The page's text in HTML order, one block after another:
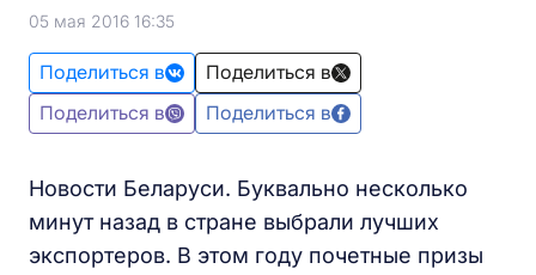
05 мая 2016 16:35
Поделиться в
Поделиться в
Поделиться в
Поделиться в
Новости Беларуси. Буквально несколько
минут назад в стране выбрали лучших
экспортеров. В этом году почетные призы